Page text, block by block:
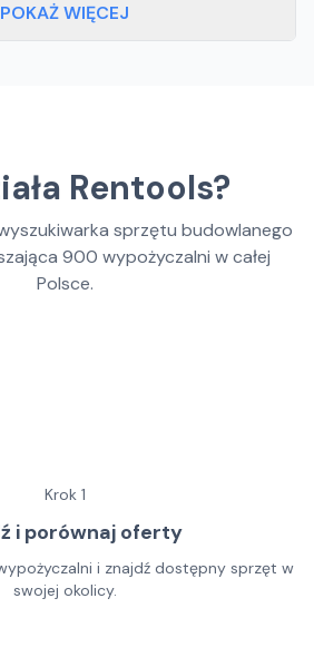
POKAŻ WIĘCEJ
Rentools?
sprzętu budowlanego
900 wypożyczalni w całej
Polsce.
Krok 1
i porównaj oferty
i znajdź dostępny sprzęt w
swojej okolicy.